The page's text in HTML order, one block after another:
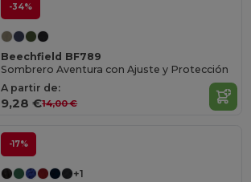
-34%
Beechfield BF789
Sombrero Aventura con Ajuste y Protección
A partir de:
9,28 €14,00 €
-17%
+1